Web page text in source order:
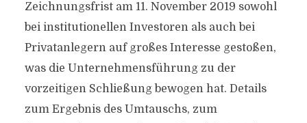
Zeichnungsfrist am 11. November 2019 sowohl
bei institutionellen Investoren als auch bei
Privatanlegern auf großes Interesse gestoßen,
was die Unternehmensführung zu der
vorzeitigen Schließung bewogen hat. Details
zum Ergebnis des Umtauschs, zum